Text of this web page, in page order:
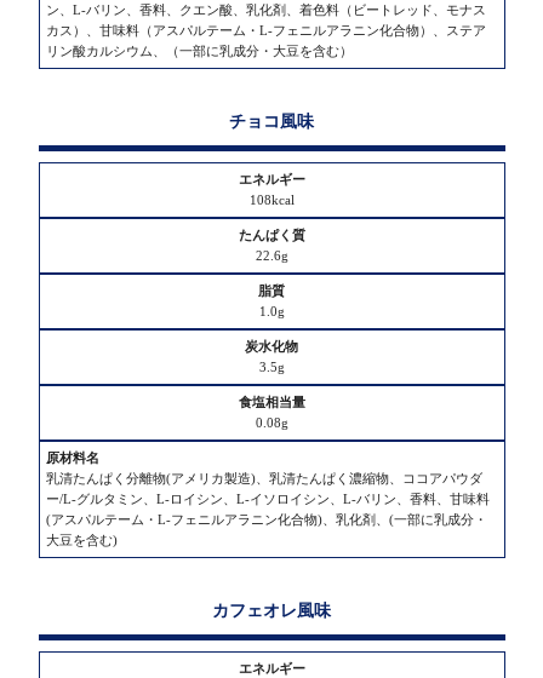
ン、L-バリン、香料、クエン酸、乳化剤、着色料（ビートレッド、モナス
カス）、甘味料（アスパルテーム・L-フェニルアラニン化合物）、ステア
リン酸カルシウム、（一部に乳成分・大豆を含む）
チョコ風味
108kcal
22.6g
1.0g
3.5g
0.08g
乳清たんぱく分離物(アメリカ製造)、乳清たんぱく濃縮物、ココアパウダ
ー/L-グルタミン、L-ロイシン、L-イソロイシン、L-バリン、香料、甘味料
(アスパルテーム・L-フェニルアラニン化合物)、乳化剤、(一部に乳成分・
大豆を含む)
カフェオレ風味